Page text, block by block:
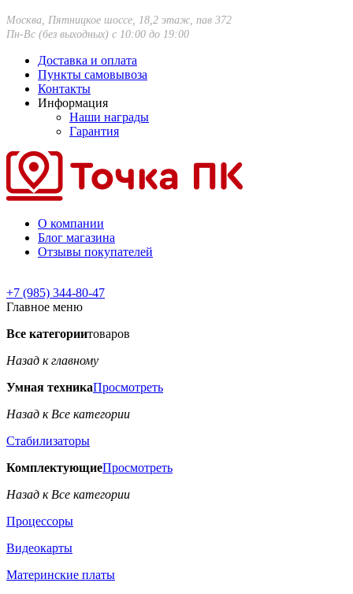
Москва, Пятницкое шоссе, 18,2 этаж, пав 372
Пн-Вс (без выходных) с 10:00 до 19:00
Доставка и оплата
Пункты самовывоза
Контакты
Информация
Наши награды
Гарантия
О компании
Блог магазина
Отзывы покупателей
+7 (985) 344-80-47
Главное меню
Все категориитоваров
Назад к главному
Умная техникаПросмотреть
Назад к Все категории
Стабилизаторы
КомплектующиеПросмотреть
Назад к Все категории
Процессоры
Видеокарты
Материнские платы